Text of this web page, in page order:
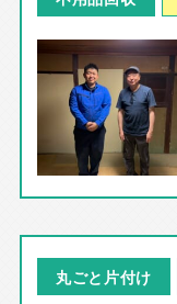
丸ごと片付け